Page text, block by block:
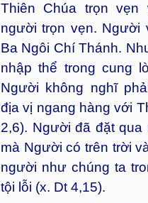
Thiên Chúa trọn
người trọn vẹn. Người
Ba Ngôi Chí Thánh.
nhập thể trong cung
Người không nghĩ
địa vị ngang hàng với
2,6). Người đã đặt qua
mà Người có trên trời
người như chúng ta
tội lỗi (x. Dt 4,15).